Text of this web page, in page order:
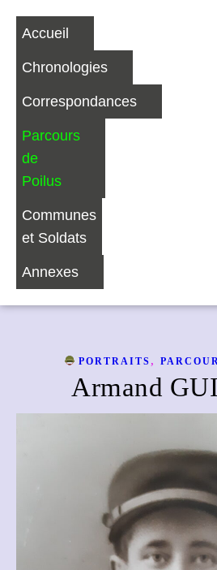
Accueil
Chronologies
Correspondances
Parcours
de
Poilus
Communes
et Soldats
Annexes
PORTRAITS ,
Armand